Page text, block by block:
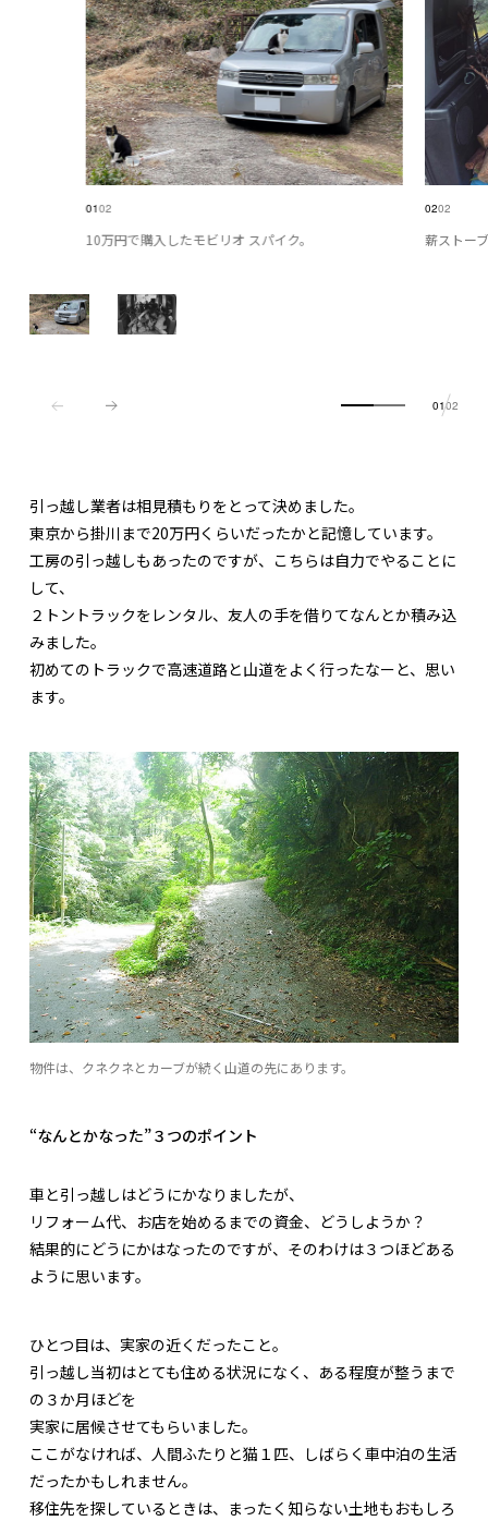
0102
10万円で購入したモビリオ スパイク。
0202
薪ストー
0102
引っ越し業者は相見積もりをとって決めました。
東京から掛川まで20万円くらいだったかと記憶しています。
工房の引っ越しもあったのですが、こちらは自力でやることに
して、
２トントラックをレンタル、友人の手を借りてなんとか積み込
みました。
初めてのトラックで高速道路と山道をよく行ったなーと、思い
ます。
物件は、クネクネとカーブが続く山道の先にあります。
“なんとかなった”３つのポイント
車と引っ越しはどうにかなりましたが、
リフォーム代、お店を始めるまでの資金、どうしようか？
結果的にどうにかはなったのですが、そのわけは３つほどある
ように思います。
ひとつ目は、実家の近くだったこと。
引っ越し当初はとても住める状況になく、ある程度が整うまで
の３か月ほどを
実家に居候させてもらいました。
ここがなければ、人間ふたりと猫１匹、しばらく車中泊の生活
だったかもしれません。
移住先を探しているときは、まったく知らない土地もおもしろ